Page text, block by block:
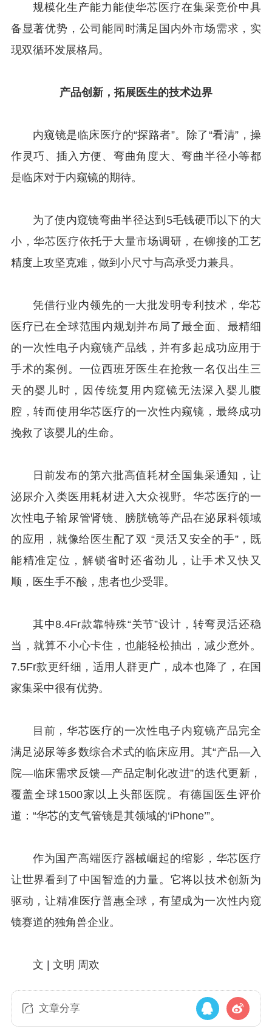
规模化生产能力能使华芯医疗在集采竞价中具
备显著优势，公司能同时满足国内外市场需求，实
现双循环发展格局。
产品创新，拓展医生的技术边界
内窥镜是临床医疗的“探路者”。除了“看清”，操
作灵巧、插入方便、弯曲角度大、弯曲半径小等都
是临床对于内窥镜的期待。
为了使内窥镜弯曲半径达到5毛钱硬币以下的大
小，华芯医疗依托于大量市场调研，在铆接的工艺
精度上攻坚克难，做到小尺寸与高承受力兼具。
凭借行业内领先的一大批发明专利技术，华芯
医疗已在全球范围内规划并布局了最全面、最精细
的一次性电子内窥镜产品线，并有多起成功应用于
手术的案例。一位西班牙医生在抢救一名仅出生三
天的婴儿时，因传统复用内窥镜无法深入婴儿腹
腔，转而使用华芯医疗的一次性内窥镜，最终成功
挽救了该婴儿的生命。
日前发布的第六批高值耗材全国集采通知，让
泌尿介入类医用耗材进入大众视野。华芯医疗的一
次性电子输尿管肾镜、膀胱镜等产品在泌尿科领域
的应用，就像给医生配了双 “灵活又安全的手”，既
能精准定位，解锁省时还省劲儿，让手术又快又
顺，医生手不酸，患者也少受罪。
其中8.4Fr款靠特殊“关节”设计，转弯灵活还稳
当，就算不小心卡住，也能轻松抽出，减少意外。
7.5Fr款更纤细，适用人群更广，成本也降了，在国
家集采中很有优势。
目前，华芯医疗的一次性电子内窥镜产品完全
满足泌尿等多数综合术式的临床应用。其“产品—入
院—临床需求反馈—产品定制化改进”的迭代更新，
覆盖全球1500家以上头部医院。有德国医生评价
道：“华芯的支气管镜是其领域的‘iPhone’”。
作为国产高端医疗器械崛起的缩影，华芯医疗
让世界看到了中国智造的力量。它将以技术创新为
驱动，让精准医疗普惠全球，有望成为一次性内窥
镜赛道的独角兽企业。
文 | 文明 周欢
文章分享